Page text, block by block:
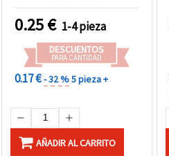
0.25€ 1-4 pieza
DESCUENTOS
PARA CANTIDAD
0.17 €- 32 %5 pieza +
AÑADIR AL CARRITO